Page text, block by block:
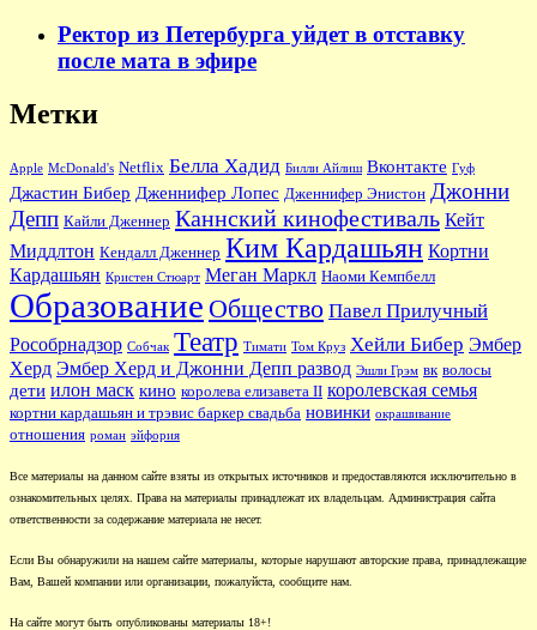
Ректор из Петербурга уйдет в отставку
после мата в эфире
Метки
Apple McDonald's Netflix Белла Хадид Билли Айлиш Вконтакте Гуф
Джастин Бибер Дженнифер Лопес Дженнифер Энистон Джонни
Депп Кайли Дженнер Каннский кинофестиваль Кейт
Миддлтон Кендалл Дженнер Ким Кардашьян Кортни
Кардашьян Кристен Стюарт Меган Маркл Наоми Кемпбелл
Образование Общество Павел Прилучный
Рособрнадзор Собчак Театр Тимати Том Круз Хейли Бибер Эмбер
Херд Эмбер Херд и Джонни Депп развод Эшли Грэм вк волосы
дети илон маск кино королева елизавета II королевская семья
кортни кардашьян и трэвис баркер свадьба новинки окрашивание
отношения роман эйфория
Все материалы на данном сайте взяты из открытых источников и предоставляются исключительно в
ознакомительных целях. Права на материалы принадлежат их владельцам. Администрация сайта
ответственности за содержание материала не несет.
Если Вы обнаружили на нашем сайте материалы, которые нарушают авторские права, принадлежащие
Вам, Вашей компании или организации, пожалуйста, сообщите нам.
На сайте могут быть опубликованы материалы 18+!